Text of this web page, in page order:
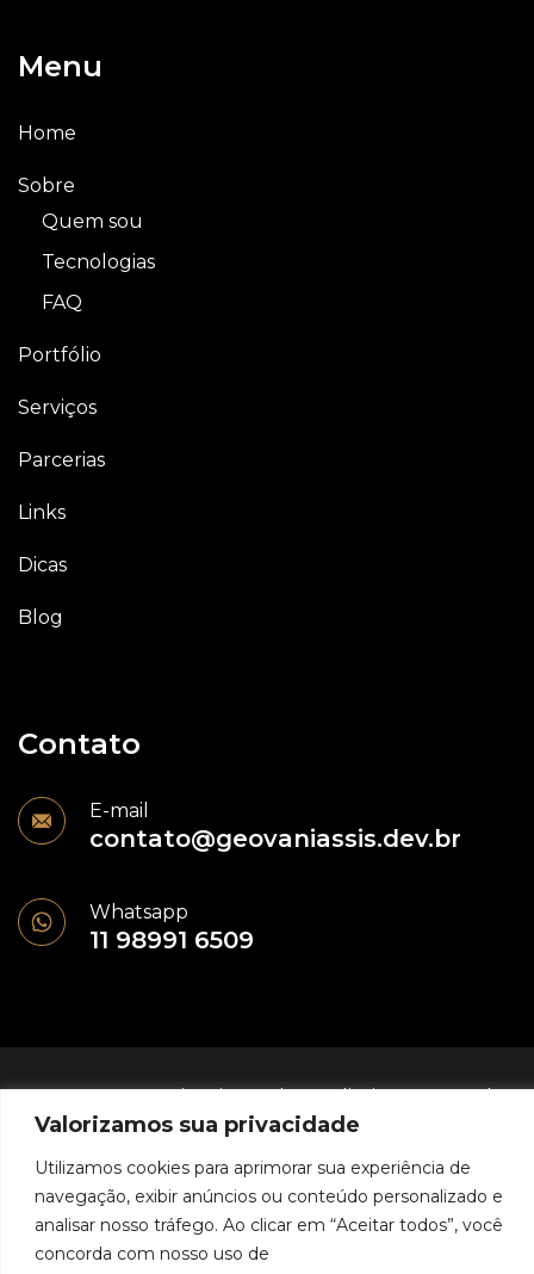
Valorizamos sua privacidade
Utilizamos cookies para aprimorar sua experiência de
navegação, exibir anúncios ou conteúdo personalizado e
analisar nosso tráfego. Ao clicar em “Aceitar todos”, você
concorda com nosso uso de
Menu
Home
Sobre
Quem sou
Tecnologias
FAQ
Portfólio
Serviços
Parcerias
Links
Dicas
Blog
Contato
E-mail
contato@geovaniassis.dev.br
Whatsapp
11 98991 6509
Política de Privacidade